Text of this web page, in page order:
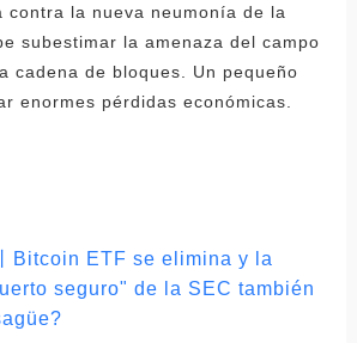
contra la nueva neumonía de la
subestimar la amenaza del campo
cadena de bloques. Un pequeño
enormes pérdidas económicas.
Bitcoin ETF se elimina y la
seguro" de la SEC también